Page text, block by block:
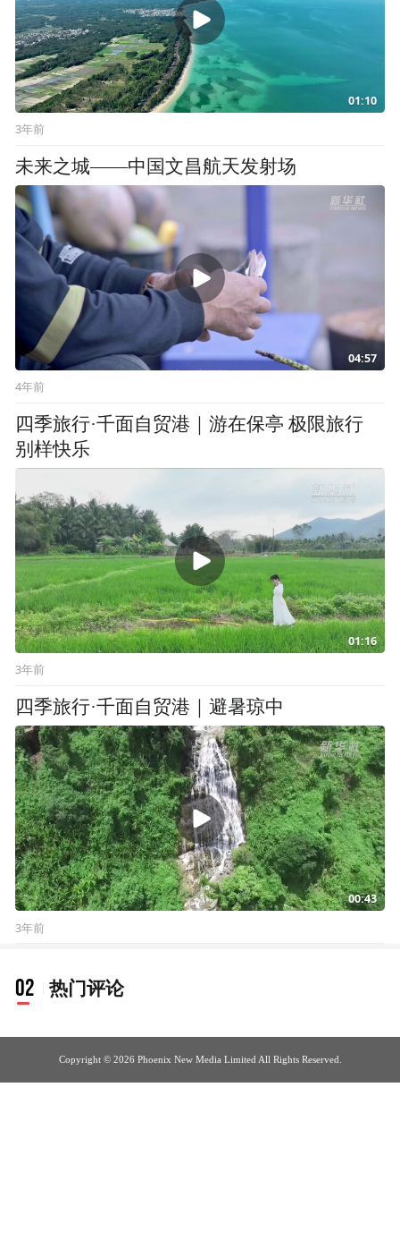
01:10
3年前
未来之城——中国文昌航天发射场
04:57
4年前
四季旅行·千面自贸港｜游在保亭 极限旅行
别样快乐
01:16
3年前
四季旅行·千面自贸港｜避暑琼中
00:43
3年前
02 热门评论
Copyright © 2026 Phoenix New Media Limited All Rights Reserved.